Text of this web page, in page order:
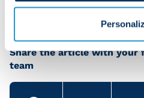
Share the article with your
team